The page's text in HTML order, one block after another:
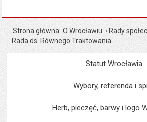
Strona główna O Wrocławiu Rady
Rada ds. Równego Traktowania
MenuO
Statut Wrocławia
Wybory, referenda i
Herb, pieczęć, barwy i logo